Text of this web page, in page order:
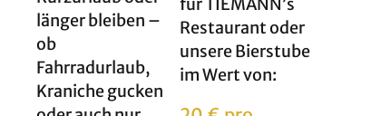
länger bleiben –
ob
Fahrradurlaub,
Kraniche gucken
Restaurant oder
unsere Bierstube
im Wert von: